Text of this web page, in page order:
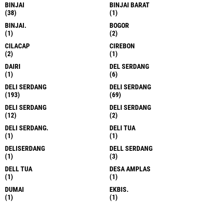
BINJAI
(38)
BINJAI BARAT
(1)
BINJAI.
(1)
BOGOR
(2)
CILACAP
(2)
CIREBON
(1)
DAIRI
(1)
DEL SERDANG
(6)
DELI SERDANG
(193)
DELI SERDANG
(69)
DELI SERDANG
(12)
DELI SERDANG
(2)
DELI SERDANG.
(1)
DELI TUA
(1)
DELISERDANG
(1)
DELL SERDANG
(3)
DELL TUA
(1)
DESA AMPLAS
(1)
DUMAI
(1)
EKBIS.
(1)